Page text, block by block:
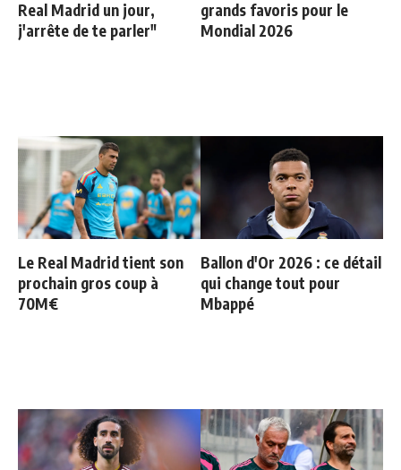
Real Madrid un jour,
j'arrête de te parler"
grands favoris pour le
Mondial 2026
Le Real Madrid tient son
prochain gros coup à
70M€
Ballon d'Or 2026 : ce détail
qui change tout pour
Mbappé